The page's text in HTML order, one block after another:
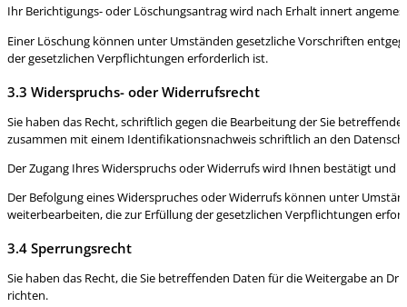
Ihr Berichtigungs- oder Löschungsantrag wird nach Erhalt innert
Einer Löschung können unter Umständen gesetzliche Vorschriften
der gesetzlichen Verpflichtungen erforderlich ist.
3.3 Widerspruchs- oder Widerrufsrecht
Sie haben das Recht, schriftlich gegen die Bearbeitung der Sie
zusammen mit einem Identifikationsnachweis schriftlich an den
Der Zugang Ihres Widerspruchs oder Widerrufs wird Ihnen bestätigt und
Der Befolgung eines Widerspruches oder Widerrufs können unter
weiterbearbeiten, die zur Erfüllung der gesetzlichen Verpflichtungen
3.4 Sperrungsrecht
Sie haben das Recht, die Sie betreffenden Daten für die Weitergabe an
richten.